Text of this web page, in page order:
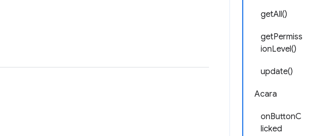
getAll()
getPermiss
ionLevel()
update()
Acara
onButtonC
licked